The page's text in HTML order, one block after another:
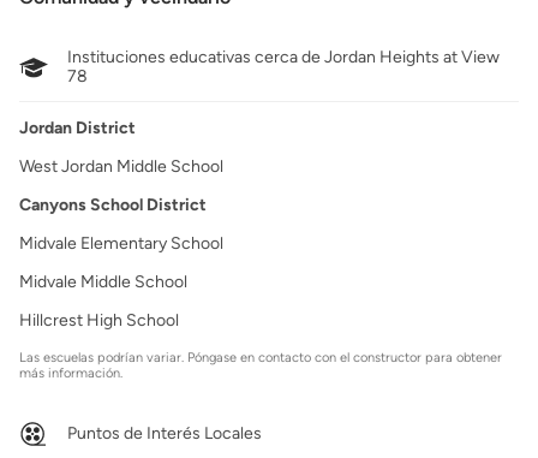
Instituciones educativas cerca de Jordan Heights at View
78
Jordan District
West Jordan Middle School
Canyons School District
Midvale Elementary School
Midvale Middle School
Hillcrest High School
Las escuelas podrían variar. Póngase en contacto con el constructor para obtener
más información.
Puntos de Interés Locales